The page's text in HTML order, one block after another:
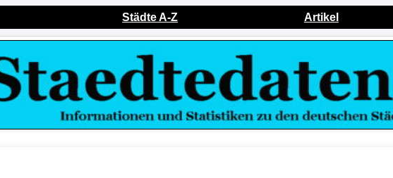
Städte A-Z Artikel